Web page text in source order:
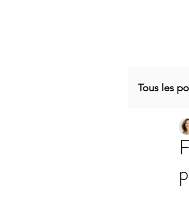
Tous les